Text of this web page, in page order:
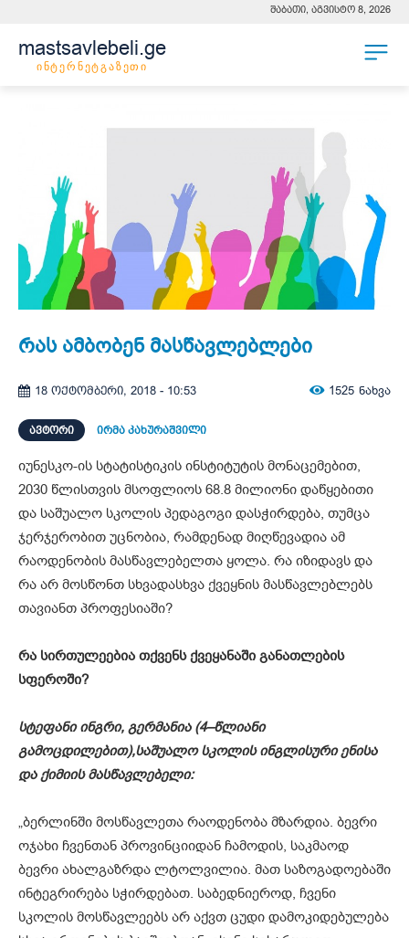
შაბათი, აგვისტო 8, 2026
mastsavlebeli.ge
ინტერნეტგაზეთი
რას ამბობენ მასწავლებლები
18 ოქტომბერი, 2018 - 10:53 1525 ნახვა
ᲐᲕᲢᲝᲠᲘ ირმა კახურაშვილი
იუნესკო-ის სტატისტიკის ინსტიტუტის მონაცემებით,
2030 წლისთვის მსოფლიოს 68.8 მილიონი დაწყებითი
და საშუალო სკოლის პედაგოგი დასჭირდება, თუმცა
ჯერჯერობით უცნობია, რამდენად მიღწევადია ამ
რაოდენობის მასწავლებელთა ყოლა. რა იზიდავს და
რა არ მოსწონთ სხვადასხვა ქვეყნის მასწავლებლებს
თავიანთ პროფესიაში?
რა სირთულეებია თქვენს ქვეყანაში განათლების
სფეროში?
სტეფანი ინგრი, გერმანია(4–წლიანი
გამოცდილებით),საშუალო სკოლის ინგლისური ენისა
და ქიმიის მასწავლებელი:
„ბერლინში მოსწავლეთა რაოდენობა მზარდია. ბევრი
ოჯახი ჩვენთან პროვინციიდან ჩამოდის, საკმაოდ
ბევრი ახალგაზრდა ლტოლვილია. მათ საზოგადოებაში
ინტეგრირება სჭირდებათ. საბედნიეროდ, ჩვენი
სკოლის მოსწავლეებს არ აქვთ ცუდი დამოკიდებულება